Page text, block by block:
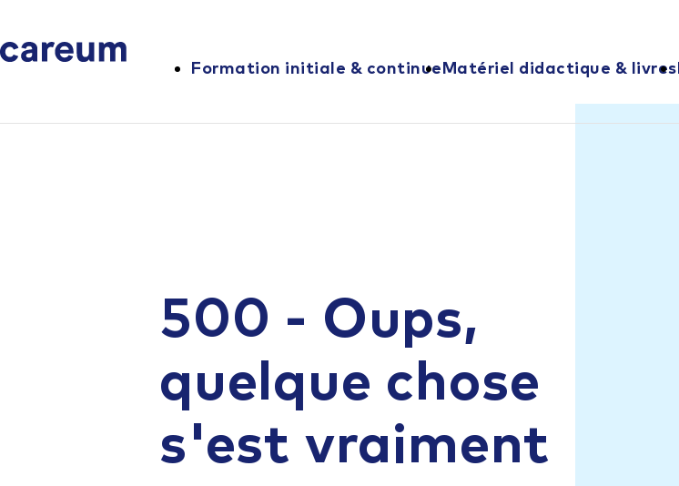
Formation initiale & continue Matériel didactique & livres
500 - Oups,
quelque chose
s'est vraiment